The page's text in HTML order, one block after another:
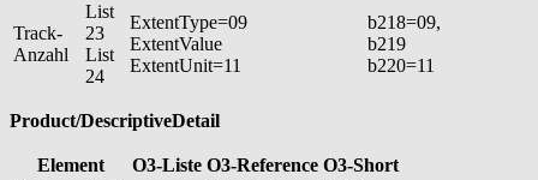
Track-
Anzahl
List
23
List
24
ExtentType=09
ExtentValue
ExtentUnit=11
b218=09,
b219
b220=11
Product/DescriptiveDetail
Element O3-Liste O3-Reference O3-Short